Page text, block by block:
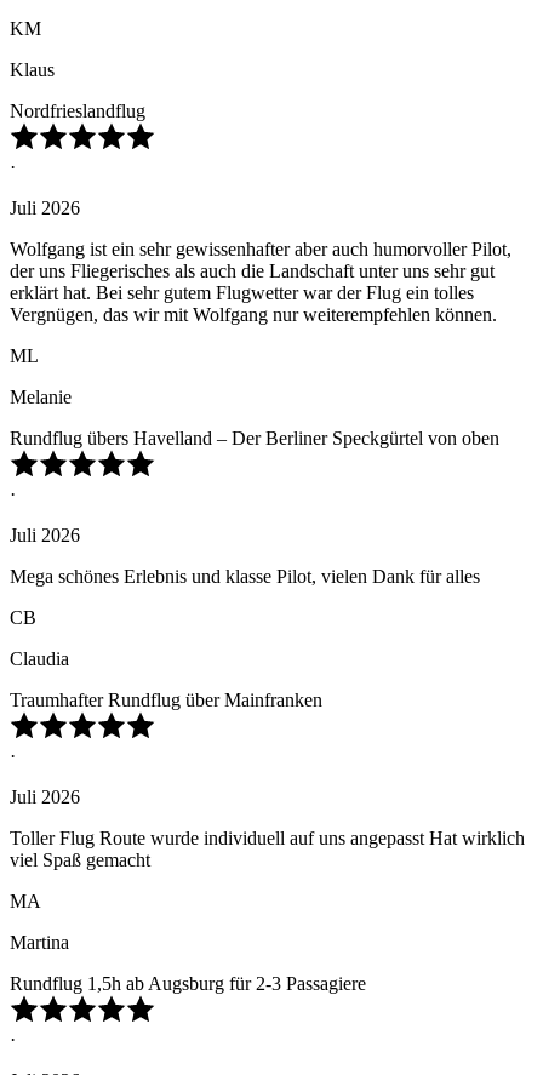
KM
Klaus
Nordfrieslandflug
·
Juli 2026
Wolfgang ist ein sehr gewissenhafter aber auch humorvoller Pilot,
der uns Fliegerisches als auch die Landschaft unter uns sehr gut
erklärt hat. Bei sehr gutem Flugwetter war der Flug ein tolles
Vergnügen, das wir mit Wolfgang nur weiterempfehlen können.
ML
Melanie
Rundflug übers Havelland – Der Berliner Speckgürtel von oben
·
Juli 2026
Mega schönes Erlebnis und klasse Pilot, vielen Dank für alles
CB
Claudia
Traumhafter Rundflug über Mainfranken
·
Juli 2026
Toller Flug Route wurde individuell auf uns angepasst Hat wirklich
viel Spaß gemacht
MA
Martina
Rundflug 1,5h ab Augsburg für 2-3 Passagiere
·